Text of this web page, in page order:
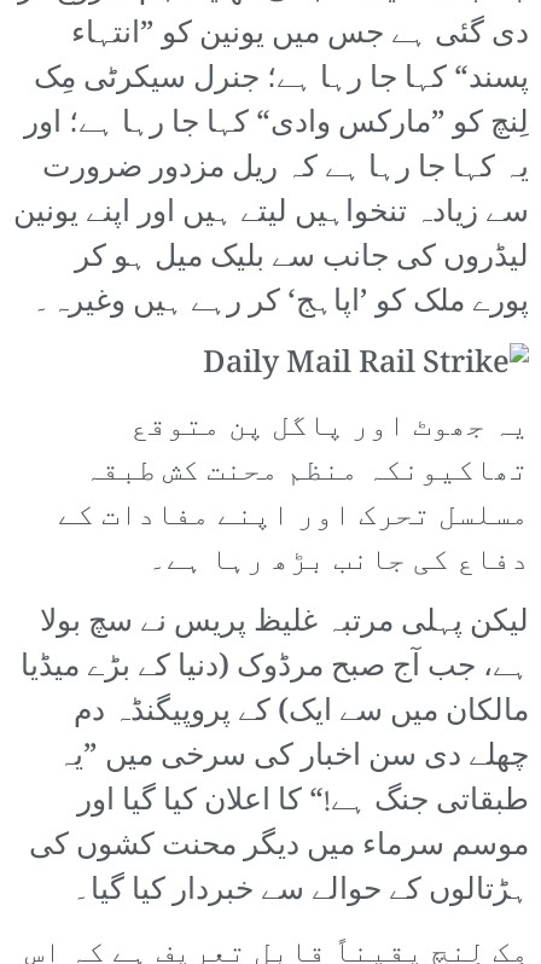
دی گئی ہے جس میں یونین کو ”انتہاء
پسند“ کہا جا رہا ہے؛ جنرل سیکرٹی مِک
لِنچ کو ”مارکس وادی“ کہا جا رہا ہے؛ اور
یہ کہا جا رہا ہے کہ ریل مزدور ضرورت
سے زیادہ تنخواہیں لیتے ہیں اور اپنے یونین
لیڈروں کی جانب سے بلیک میل ہو کر
پورے ملک کو ’اپاہج‘ کر رہے ہیں وغیرہ۔
یہ جھوٹ اور پاگل پن متوقع
تھاکیونکہ منظم محنت کش طبقہ
مسلسل تحرک اور اپنے مفادات کے
دفاع کی جانب بڑھ رہا ہے۔
لیکن پہلی مرتبہ غلیظ پریس نے سچ بولا
ہے، جب آج صبح مرڈوک (دنیا کے بڑے میڈیا
مالکان میں سے ایک) کے پروپیگنڈہ دم
چھلے دی سن اخبار کی سرخی میں ”یہ
طبقاتی جنگ ہے!“ کا اعلان کیا گیا اور
موسم سرماء میں دیگر محنت کشوں کی
ہڑتالوں کے حوالے سے خبردار کیا گیا۔